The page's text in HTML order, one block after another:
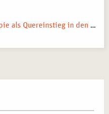
Heilpraktiker für Psychotherapie als Quereinstieg in den Heilberuf